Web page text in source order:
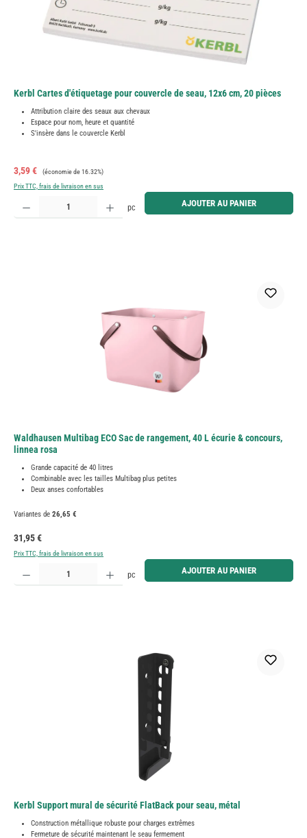
Kerbl Cartes d'étiquetage pour couvercle de seau, 12x6 cm, 20 pièces
Attribution claire des seaux aux chevaux
Espace pour nom, heure et quantité
S'insère dans le couvercle Kerbl
Prix de vente :
3,59 € Prix régulier :
(économie de 16.32%)
Prix TTC, frais de livraison en sus
Quantité de produit : Entrez la quantité souhaitée ou utilisez les boutons pour augmenter ou
pc AJOUTER AU PANIER
Waldhausen Multibag ECO Sac de rangement, 40 L écurie & concours,
linnea rosa
Grande capacité de 40 litres
Combinable avec les tailles Multibag plus petites
Deux anses confortables
Variantes de 26,65 €
Prix régulier :
31,95 €
Prix TTC, frais de livraison en sus
Quantité de produit : Entrez la quantité souhaitée ou utilisez les boutons pour augmenter ou
pc AJOUTER AU PANIER
Kerbl Support mural de sécurité FlatBack pour seau, métal
Construction métallique robuste pour charges extrêmes
Fermeture de sécurité maintenant le seau fermement